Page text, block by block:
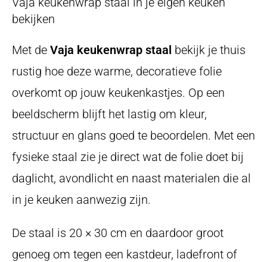
bekijken
Met de Vaja keukenwrap staal bekijk je thuis
rustig hoe deze warme, decoratieve folie
overkomt op jouw keukenkastjes. Op een
beeldscherm blijft het lastig om kleur,
structuur en glans goed te beoordelen. Met een
fysieke staal zie je direct wat de folie doet bij
daglicht, avondlicht en naast materialen die al
in je keuken aanwezig zijn.
De staal is 20 × 30 cm en daardoor groot
genoeg om tegen een kastdeur, ladefront of